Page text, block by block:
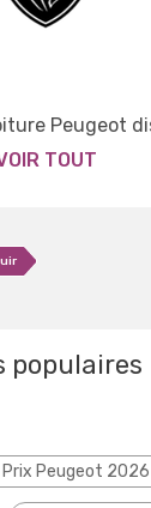
Peugeot
TOUT
populaires
Prix Peugeot 2026